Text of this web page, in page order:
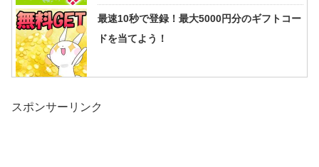
最速10秒で登録！最大5000円分のギフトコー
ドを当てよう！
スポンサーリンク